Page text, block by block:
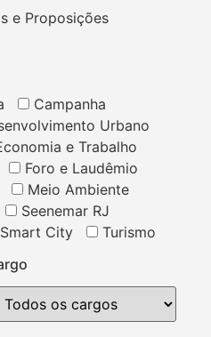
e Proposições
Campanha
Urbano
e Trabalho
Foro e Laudêmio
Meio Ambiente
Seenemar RJ
Smart City
Turismo